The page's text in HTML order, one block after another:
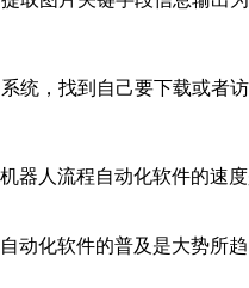
统，找到自己要下载或者
器人流程自动化软件的速
动化软件的普及是大势所